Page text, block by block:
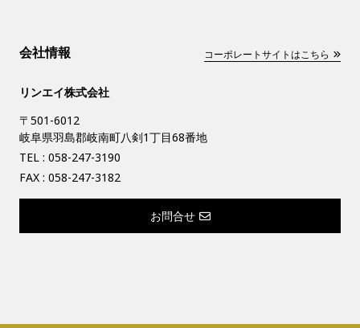
会社情報 コーポレートサイトはこちら
リンエイ株式会社
〒501-6012
岐阜県羽島郡岐南町八剣1丁目68番地
TEL : 058-247-3190
FAX : 058-247-3182
お問合せ